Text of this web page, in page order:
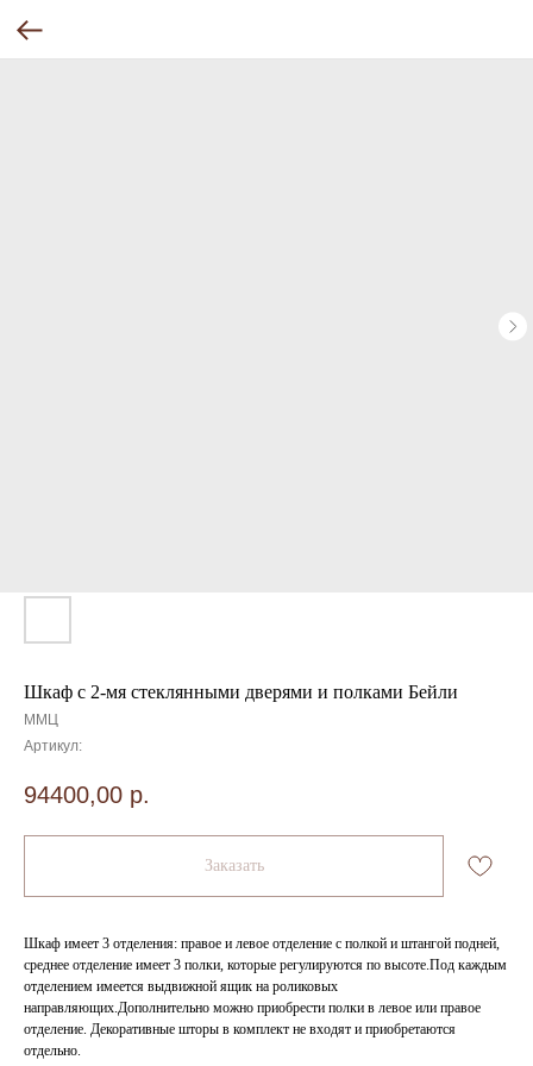
Шкаф с 2-мя стеклянными дверями и полками Бейли
ММЦ
Артикул:
94400,00 р.
Заказать
Шкаф имеет 3 отделения: правое и левое отделение с полкой и штангой подней,
среднее отделение имеет 3 полки, которые регулируются по высоте.Под каждым
отделением имеется выдвижной ящик на роликовых
направляющих.Дополнительно можно приобрести полки в левое или правое
отделение. Декоративные шторы в комплект не входят и приобретаются
отдельно.